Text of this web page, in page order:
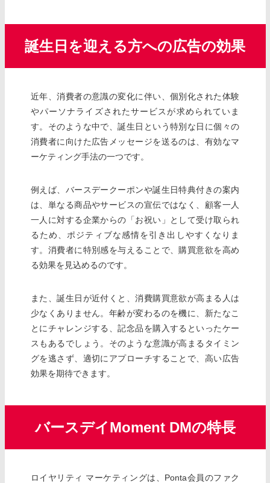
誕生日を迎える方への広告の効果
近年、消費者の意識の変化に伴い、個別化された体験
やパーソナライズされたサービスが求められていま
す。そのような中で、誕生日という特別な日に個々の
消費者に向けた広告メッセージを送るのは、有効なマ
ーケティング手法の一つです。
例えば、バースデークーポンや誕生日特典付きの案内
は、単なる商品やサービスの宣伝ではなく、顧客一人
一人に対する企業からの「お祝い」として受け取られ
るため、ポジティブな感情を引き出しやすくなりま
す。消費者に特別感を与えることで、購買意欲を高め
る効果を見込めるのです。
また、誕生日が近付くと、消費購買意欲が高まる人は
少なくありません。年齢が変わるのを機に、新たなこ
とにチャレンジする、記念品を購入するといったケー
スもあるでしょう。そのような意識が高まるタイミン
グを逃さず、適切にアプローチすることで、高い広告
効果を期待できます。
バースデイMoment DMの特長
ロイヤリティ マーケティングは、Ponta会員のファク